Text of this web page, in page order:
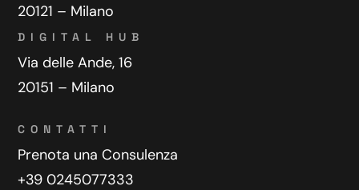
20121 – Milano
DIGITAL HUB
Via delle Ande, 16
20151 – Milano
CONTATTI
Prenota una Consulenza
+39 0245077333